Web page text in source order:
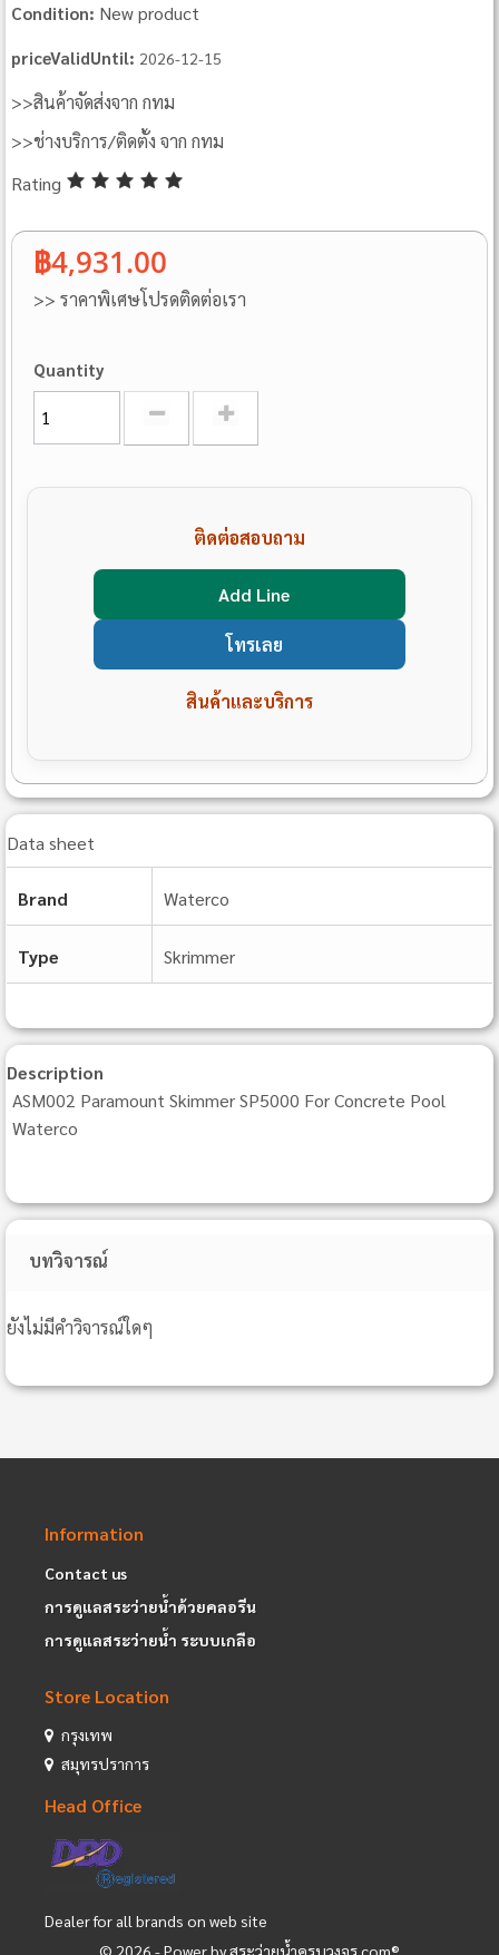
Condition: New product
priceValidUntil: 2026-12-15
>>สินค้าจัดส่งจาก กทม
>>ช่างบริการ/ติดตั้ง จาก กทม
Rating
฿4,931.00
>> ราคาพิเศษโปรดติดต่อเรา
Quantity
ติดต่อสอบถาม
Add Line
โทรเลย
สินค้าและบริการ
Data sheet
Brand Waterco
Type Skrimmer
Description
ASM002 Paramount Skimmer SP5000 For Concrete Pool
Waterco
บทวิจารณ์
ยังไม่มีคำวิจารณ์ใดๆ
Information
Contact us
การดูแลสระว่ายน้ำด้วยคลอรีน
การดูแลสระว่ายน้ำ ระบบเกลือ
Store Location
กรุงเทพ
สมุทรปราการ
Head Office
Dealer for all brands on web site
© 2026 - Power by สระว่ายน้ำครบวงจร.com®